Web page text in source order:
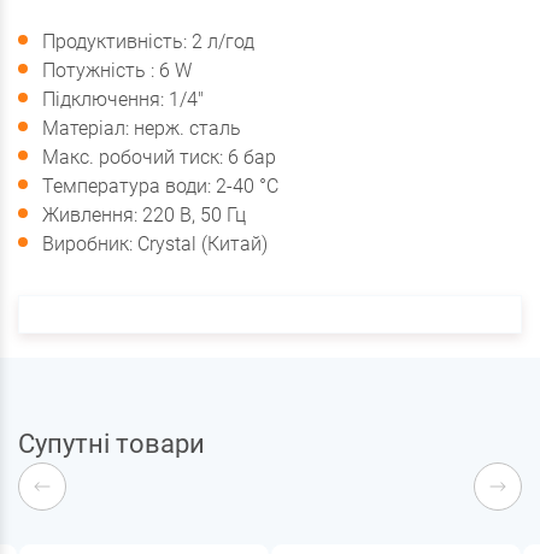
Продуктивність: 2 л/год
Потужність : 6 W
Підключення: 1/4"
Матеріал: нерж. сталь
Макс. робочий тиск: 6 бар
Температура води: 2-40 °C
Живлення: 220 В, 50 Гц
Виробник: Crystal (Китай)
Супутні товари